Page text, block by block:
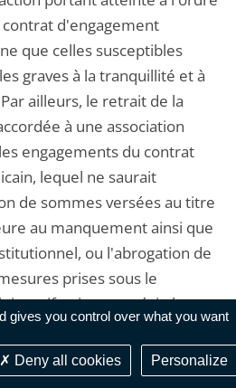
gives you control over what you want
Deny all cookies Personalize
d'engagement
que celles susceptibles
graves à la tranquillité et à
ailleurs, le retrait de la
à une association
engagements du contrat
lequel ne saurait
de sommes versées au titre
au manquement ainsi que
ou l'abrogation de
prises sous le
qui en apprécie le
part, à la gravité de ce
part, à l'impact de la
au vu de ses activités et de